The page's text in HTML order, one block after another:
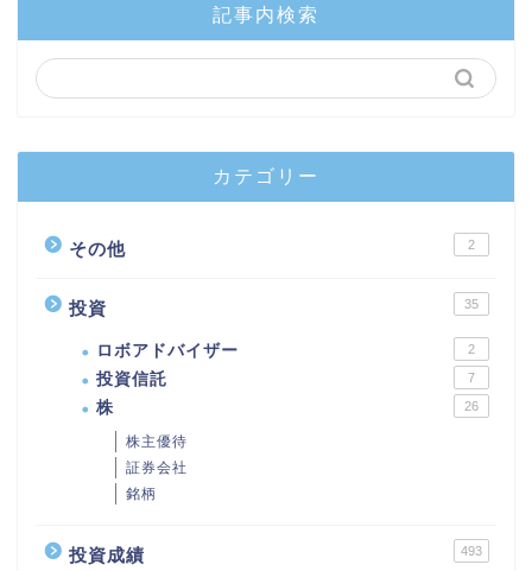
記事内検索
カテゴリー
その他 2
投資 35
ロボアドバイザー 2
投資信託 7
株 26
株主優待
証券会社
銘柄
投資成績 493